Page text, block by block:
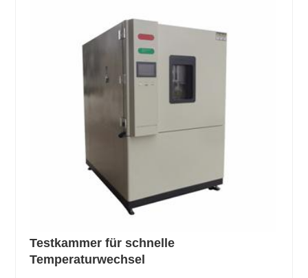
Testkammer für schnelle
Temperaturwechsel